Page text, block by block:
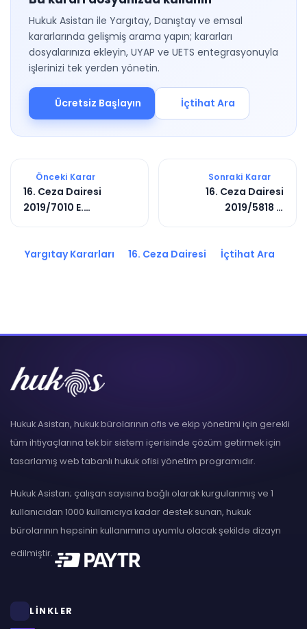
Hukuk Asistan ile Yargıtay, Danıştay ve emsal
kararlarında gelişmiş arama yapın; kararları
dosyalarınıza ekleyin, UYAP ve UETS entegrasyonuyla
işlerinizi tek yerden yönetin.
Ücretsiz Başlayın İçtihat Ara
Önceki Karar
16. Ceza Dairesi
2019/7010 E.
Sonraki Karar
16. Ceza Dairesi
2019/5818 E.
Yargıtay Kararları 16. Ceza Dairesi İçtihat Ara
Hukuk Asistan, hukuk bürolarının ofis ve ekip yönetimi için gerekli
tüm ihtiyaçlarına tek bir sistem içerisinde çözüm getirmek için
tasarlamış web tabanlı hukuk ofisi yönetim programıdır.
Hukuk Asistan; çalışan sayısına bağlı olarak kurgulanmış ve 1
kullanıcıdan 1000 kullanıcıya kadar destek sunan, hukuk
bürolarının hepsinin kullanımına uyumlu olacak şekilde dizayn
edilmiştir.
LİNKLER